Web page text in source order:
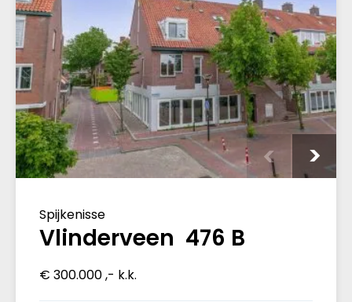
Spijkenisse
Vlinderveen 476 B
€ 300.000 ,- k.k.